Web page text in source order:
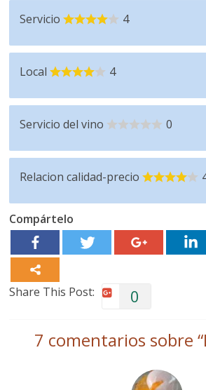
Servicio 4
Local 4
Servicio del vino 0
Relacion calidad-precio
Compártelo
Share This Post: 0
7 comentarios sobre “